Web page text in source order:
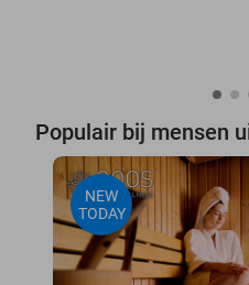
Populair bij mensen
NEW
TODAY